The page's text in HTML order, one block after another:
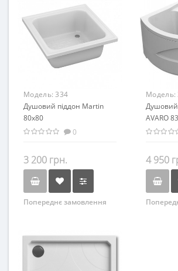
Модель:334
Душовий піддон Martin
80х80
0
3 200 грн.
Попереднє замовлення
Модель:
Душовий
AVARO
4 950